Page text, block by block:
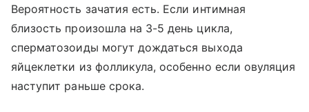
Вероятность зачатия есть. Если интимная
близость произошла на 3-5 день цикла,
сперматозоиды могут дождаться выхода
яйцеклетки из фолликула, особенно если овуляция
наступит раньше срока.